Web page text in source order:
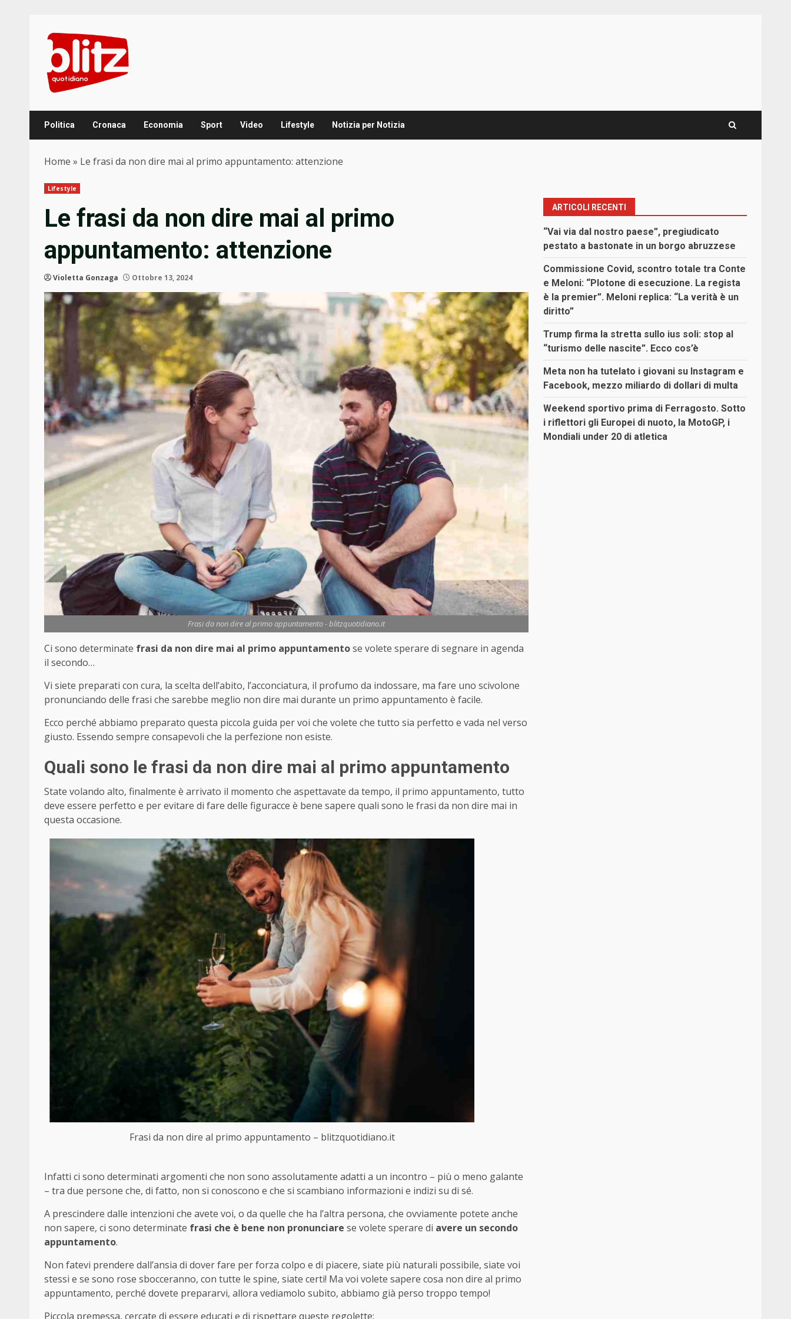
content
Politica Cronaca Economia Sport Video Lifestyle Notizia per Notizia
Home » Le frasi da non dire mai al primo appuntamento: attenzione
Lifestyle
Le frasi da non dire mai al primo
appuntamento: attenzione
Violetta Gonzaga Ottobre 13, 2024
Frasi da non dire al primo appuntamento - blitzquotidiano.it
Ci sono determinate frasi da non dire mai al primo appuntamentose volete sperare di segnare in agenda
il secondo…
Vi siete preparati con cura, la scelta dell’abito, l’acconciatura, il profumo da indossare, ma fare uno scivolone
pronunciando delle frasi che sarebbe meglio non dire mai durante un primo appuntamento è facile.
Ecco perché abbiamo preparato questa piccola guida per voi che volete che tutto sia perfetto e vada nel verso
giusto. Essendo sempre consapevoli che la perfezione non esiste.
Quali sono le frasi da non dire mai al primo appuntamento
State volando alto, finalmente è arrivato il momento che aspettavate da tempo, il primo appuntamento, tutto
deve essere perfetto e per evitare di fare delle figuracce è bene sapere quali sono le frasi da non dire mai in
questa occasione.
Frasi da non dire al primo appuntamento – blitzquotidiano.it
Infatti ci sono determinati argomenti che non sono assolutamente adatti a un incontro – più o meno galante
– tra due persone che, di fatto, non si conoscono e che si scambiano informazioni e indizi su di sé.
A prescindere dalle intenzioni che avete voi, o da quelle che ha l’altra persona, che ovviamente potete anche
non sapere, ci sono determinate frasi che è bene non pronunciare se volete sperare di avere un secondo
appuntamento.
Non fatevi prendere dall’ansia di dover fare per forza colpo e di piacere, siate più naturali possibile, siate voi
stessi e se sono rose sbocceranno, con tutte le spine, siate certi! Ma voi volete sapere cosa non dire al primo
appuntamento, perché dovete prepararvi, allora vediamolo subito, abbiamo già perso troppo tempo!
Piccola premessa, cercate di essere educati e di rispettare queste regolette:
ARTICOLI RECENTI
“Vai via dal nostro paese”, pregiudicato
pestato a bastonate in un borgo abruzzese
Commissione Covid, scontro totale tra Conte
e Meloni: “Plotone di esecuzione. La regista
è la premier”. Meloni replica: “La verità è un
diritto”
Trump firma la stretta sullo ius soli: stop al
“turismo delle nascite”. Ecco cos’è
Meta non ha tutelato i giovani su Instagram e
Facebook, mezzo miliardo di dollari di multa
Weekend sportivo prima di Ferragosto. Sotto
i riflettori gli Europei di nuoto, la MotoGP, i
Mondiali under 20 di atletica